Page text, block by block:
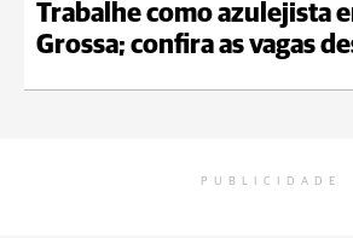
Trabalhe como azulejista
Grossa; confira as vagas
PUBLICIDADE